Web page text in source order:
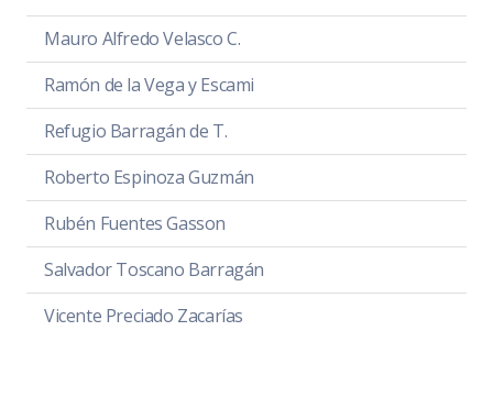
Mauro Alfredo Velasco C.
Ramón de la Vega y Escami
Refugio Barragán de T.
Roberto Espinoza Guzmán
Rubén Fuentes Gasson
Salvador Toscano Barragán
Vicente Preciado Zacarías